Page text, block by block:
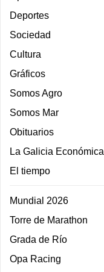
Deportes
Sociedad
Cultura
Gráficos
Somos Agro
Somos Mar
Obituarios
La Galicia Económica
El tiempo
Mundial 2026
Torre de Marathon
Grada de Río
Opa Racing